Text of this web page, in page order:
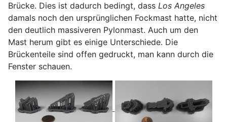
Brücke. Dies ist dadurch bedingt, dass Los Angeles
damals noch den ursprünglichen Fockmast hatte, nicht
den deutlich massiveren Pylonmast. Auch um den
Mast herum gibt es einige Unterschiede. Die
Brückenteile sind offen gedruckt, man kann durch die
Fenster schauen.